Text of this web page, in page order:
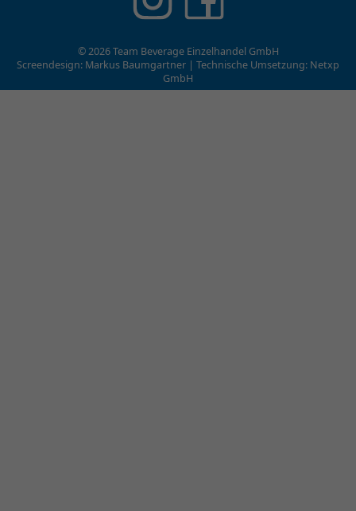
© 2026 Team Beverage Einzelhandel GmbH
Screendesign: Markus Baumgartner | Technische Umsetzung: Netxp
GmbH